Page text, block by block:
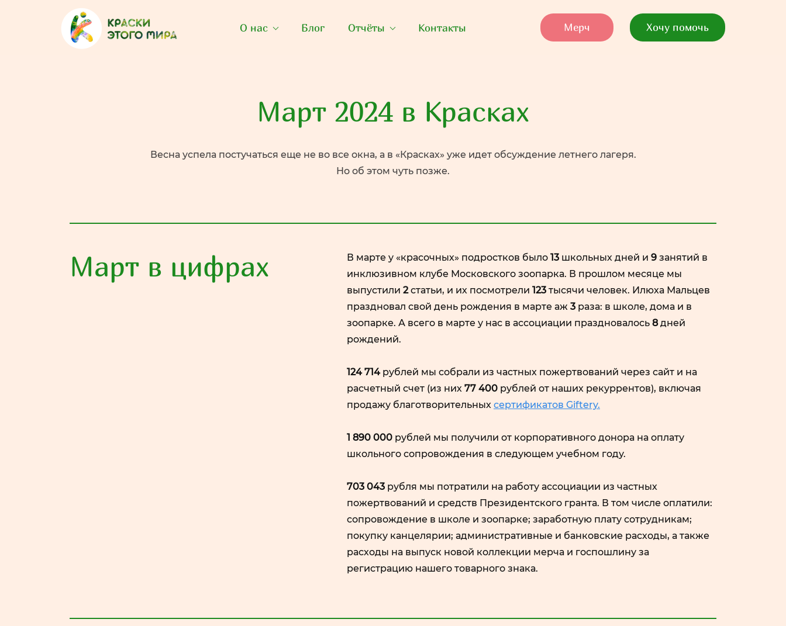
О нас Блог Отчёты Контакты Мерч Хочу помочь
Март 2024 в Красках
Весна успела постучаться еще не во все окна, а в «Красках» уже идет обсуждение летнего лагеря.
Но об этом чуть позже.
Март в цифрах В марте у «красочных» подростков было 13 школьных дней и 9 занятий в
инклюзивном клубе Московского зоопарка. В прошлом месяце мы
выпустили 2статьи, и их посмотрели 123 тысячи человек. Илюха Мальцев
праздновал свой день рождения в марте аж 3 раза: в школе, дома и в
зоопарке. А всего в марте у нас в ассоциации праздновалось 8дней
рождений.
124 714рублей мы собрали из частных пожертвований через сайт и на
расчетный счет (из них 77 400 рублей от наших рекуррентов), включая
продажу благотворительных сертификатов Giftery.
1 890 000 рублей мы получили от корпоративного донора на оплату
школьного сопровождения в следующем учебном году.
703 043 рубля мы потратили на работу ассоциации из частных
пожертвований и средств Президентского гранта. В том числе оплатили:
сопровождение в школе и зоопарке; заработную плату сотрудникам;
покупку канцелярии; административные и банковские расходы, а также
расходы на выпуск новой коллекции мерча и госпошлину за
регистрацию нашего товарного знака.